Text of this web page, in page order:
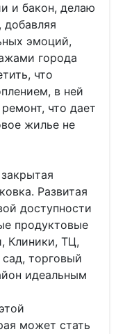
и бакон, делаю
добавляя
эмоций,
города
что
в ней
что дает
жилье не
Развитая
доступности
продуктовые
Клиники, ТЦ,
торговый
идеальным
может стать